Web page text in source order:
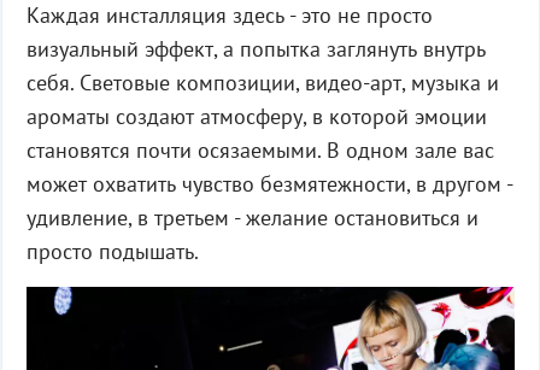
Каждая инсталляция здесь - это не просто
визуальный эффект, а попытка заглянуть внутрь
себя. Световые композиции, видео-арт, музыка и
ароматы создают атмосферу, в которой эмоции
становятся почти осязаемыми. В одном зале вас
может охватить чувство безмятежности, в другом -
удивление, в третьем - желание остановиться и
просто подышать.